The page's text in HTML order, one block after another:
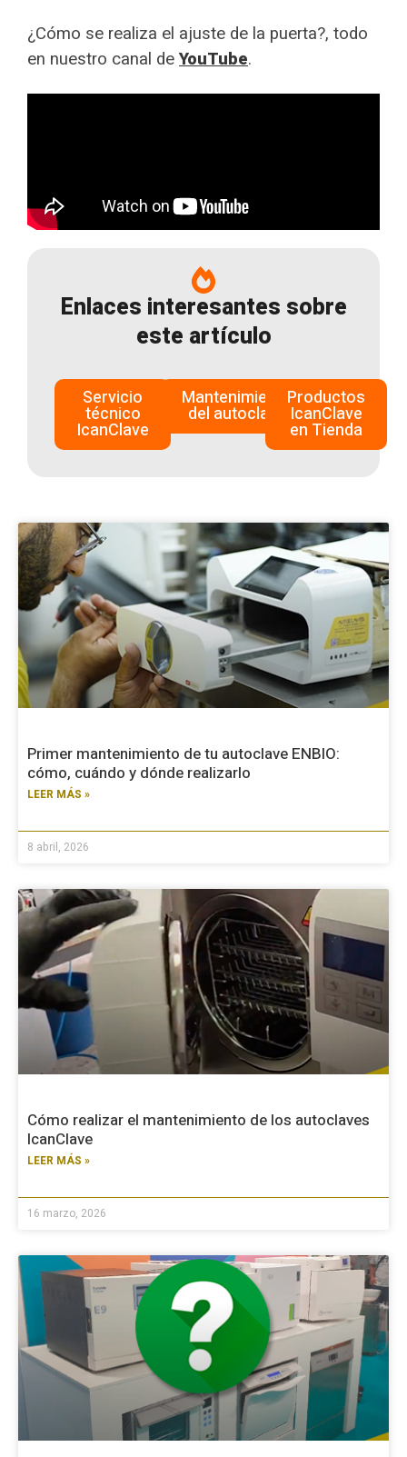
¿Cómo se realiza el ajuste de la puerta?, todo
en nuestro canal deYouTube.
Enlaces interesantes sobre
este artículo
Servicio
técnico
IcanClave
Mantenimiento
del autoclave
Productos
IcanClave
en Tienda
Primer mantenimiento de tu autoclave ENBIO:
cómo, cuándo y dónde realizarlo
LEER MÁS »
8 abril, 2026
Cómo realizar el mantenimiento de los autoclaves
IcanClave
LEER MÁS »
16 marzo, 2026